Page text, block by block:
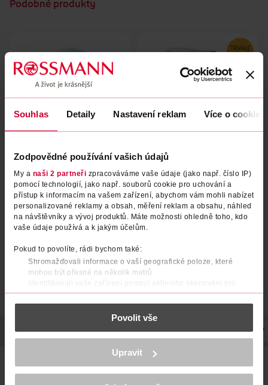
Souhlas Detaily Nastavení reklam Více o cookies
Zodpovědné používání vašich údajů
My a naši 2 partneři zpracováváme vaše údaje (jako např. číslo IP)
pomocí technologií, jako např. souborů cookie pro uchování a
přístup k informacím na vašem zařízení, abychom vám mohli nabízet
personalizované reklamy a obsah, měření reklam a obsahu, náhled
na návštěvníky a vývoj produktů. Máte možnosti ohledně toho, kdo
vaše údaje používá a k jakým účelům.
Pokud to povolíte, rádi bychom také:
Shromažďovali informace o vaší geografické poloze, které
mohou být přesné na několik metrů
Identifikovali vaše zařízení pomocí aktivního skenování pro
konkrétní charakteristiky (otisk prstu)
Zjistěte více o tom, jak zpracováváme vaše osobní údaje, a nastavte
části s podrobnostmi . Svůj souhlas můžete kdykoliv
K provozu stránek, personalizaci obsahu a reklam, funkcí sociálních
médií, analýze návštěvnosti, které mohou nést osobní údaje.
Více najdete vprohlášení o ochraně osobních údajů.
Povolit vše
Upravit
Podobné produkty
Power Spray Lemon
139 Kč
Jar
139 Kč
POPIS POUŽITÍ SLOŽENÍ UPOZORNĚNÍ VYROBENO V